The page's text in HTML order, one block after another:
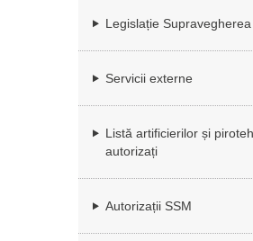
Legislație
Servicii externe
Listă artificierilor și
autorizați
Autorizații SSM